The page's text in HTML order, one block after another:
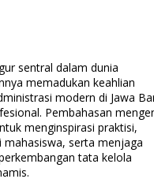
sentral dalam dunia
memadukan keahlian
modern di Jawa
Pembahasan
menginspirasi praktisi,
serta menjaga
tata kelola